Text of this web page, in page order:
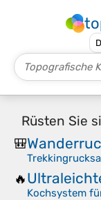
Rüsten Sie
🎒
🔥
Kochsystem